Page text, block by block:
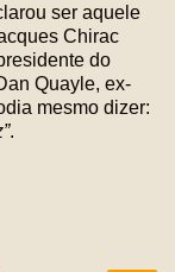
ser aquele
Chirac
do
Quayle, ex-
mesmo dizer:
.